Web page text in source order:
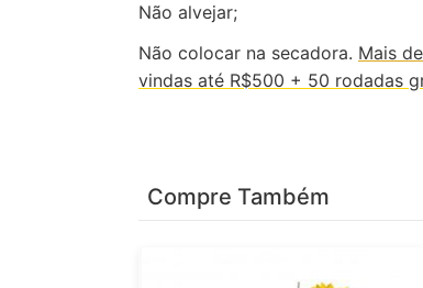
Não alvejar;
Não colocar na secadora. Mais
vindas até R$500 + 50 rodadas
Compre Também